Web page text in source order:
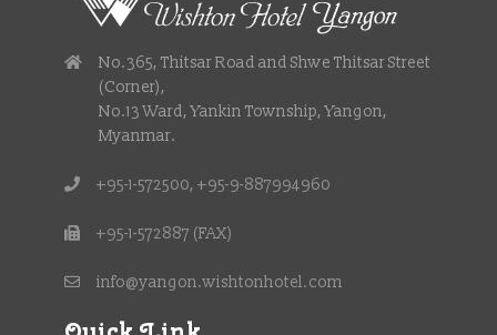
No.365, Thitsar Road and Shwe Thitsar Street
(Corner),
No.13 Ward, Yankin Township, Yangon,
Myanmar.
+95-1-572500, +95-9-887994960
+95-1-572887 (FAX)
info@yangon.wishtonhotel.com